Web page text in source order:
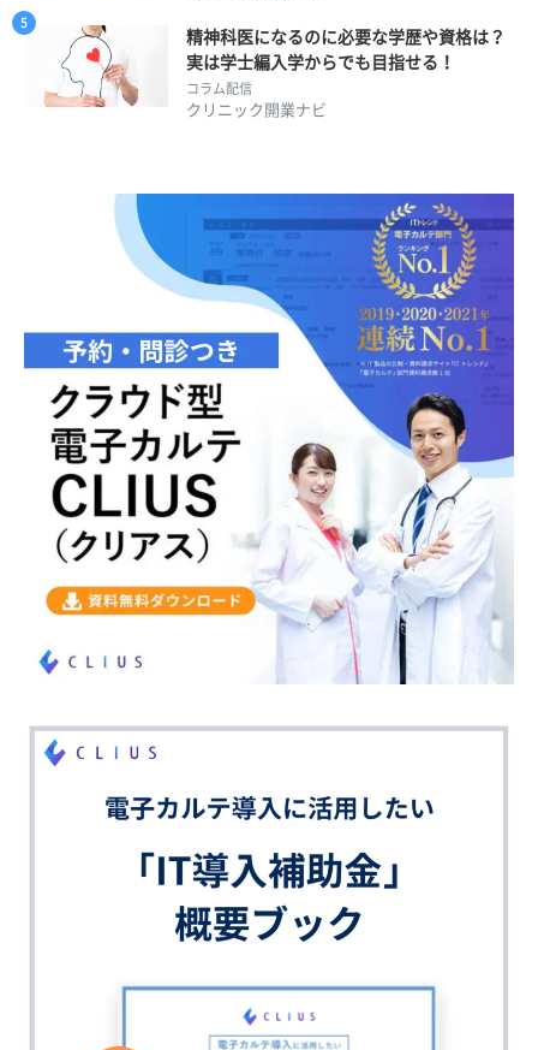
精神科医になるのに必要な学歴や資格は？
実は学士編入学からでも目指せる！
コラム配信
クリニック開業ナビ